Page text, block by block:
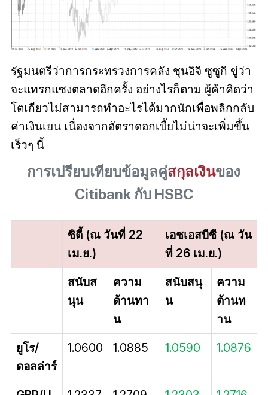
รัฐมนตรีว่าการกระทรวงการคลัง ชุนอิจิ ซูซูกิ ขู่ว่า
จะแทรกแซงตลาดอีกครั้ง อย่างไรก็ตาม ผู้ค้าคิดว่า
โตเกียวไม่สามารถทำอะไรได้มากนักเพื่อพลิกกลับ
ค่าเงินเยน เนื่องจากอัตราดอกเบี้ยไม่น่าจะเพิ่มขึ้น
เร็วๆ นี้
การเปรียบเทียบข้อมูลคู่สกุลเงินของ
Citibank กับ HSBC
ซิตี้ (ณ วันที่ 22
เม.ย.)
เอชเอสบีซี (ณ วัน
ที่ 26 เม.ย.)
สนับส
นุน
ความ
ต้านทา
น
สนับสนุ
น
ความ
ต้านท
าน
ยูโร/
ดอลล่าร์
1.0600 1.0885 1.0590 1.0876